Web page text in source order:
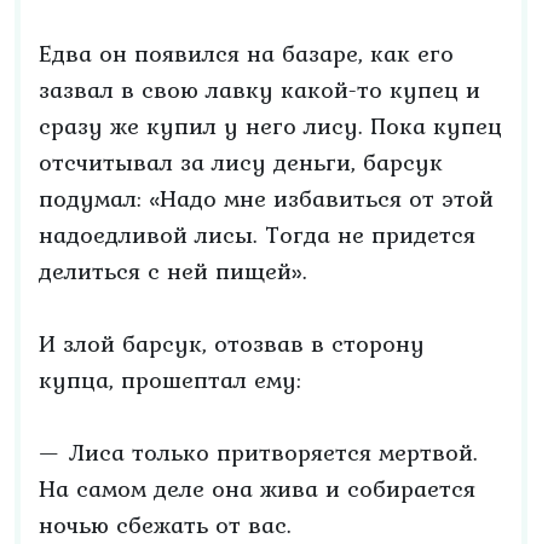
Едва он появился на базаре, как его
зазвал в свою лавку какой-то купец и
сразу же купил у него лису. Пока купец
отсчитывал за лису деньги, барсук
подумал: «Надо мне избавиться от этой
надоедливой лисы. Тогда не придется
делиться с ней пищей».
И злой барсук, отозвав в сторону
купца, прошептал ему:
— Лиса только притворяется мертвой.
На самом деле она жива и собирается
ночью сбежать от вас.